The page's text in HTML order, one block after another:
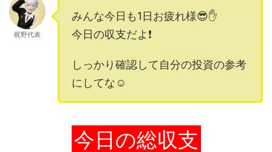
梶野代表
みんな今日も1日お疲れ様😎✋
今日の収支だよ❗️
しっかり確認して自分の投資の参考
にしてな☺️
今日の総収支